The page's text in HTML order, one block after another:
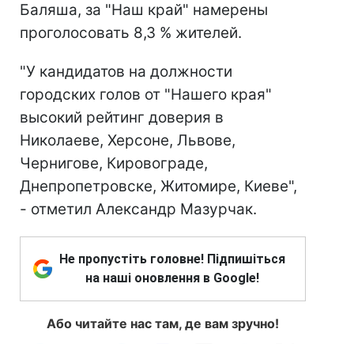
Баляша, за "Наш край" намерены
проголосовать 8,3 % жителей.
"У кандидатов на должности
городских голов от "Нашего края"
высокий рейтинг доверия в
Николаеве, Херсоне, Львове,
Чернигове, Кировограде,
Днепропетровске, Житомире, Киеве",
- отметил Александр Мазурчак.
Не пропустіть головне! Підпишіться
на наші оновлення в Google!
Або читайте нас там, де вам зручно!